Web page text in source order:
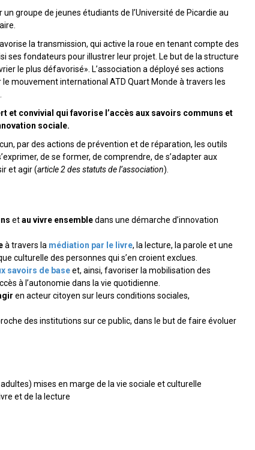
groupe de jeunes étudiants de l’Université de Picardie au
la transmission, qui active la roue en tenant compte des
ses fondateurs pour illustrer leur projet. Le but de la structure
le plus défavorisé». L’association a déployé ses actions
mouvement international ATD Quart Monde à travers les
et convivial qui favorise l’accès aux savoirs communs et
sociale.
par des actions de prévention et de réparation, les outils
de se former, de comprendre, de s’adapter aux
et agir (article 2 des statuts de l’association).
etau vivre ensembledans une démarche d’innovation
à travers la médiation par le livre, la lecture, la parole et une
culturelle des personnes qui s’en croient exclues.
savoirs de baseet, ainsi, favoriser la mobilisation des
à l’autonomie dans la vie quotidienne.
en acteur citoyen sur leurs conditions sociales,
des institutions sur ce public, dans le but de faire évoluer
mises en marge de la vie sociale et culturelle
et de la lecture